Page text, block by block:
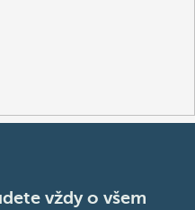
vždy o všem